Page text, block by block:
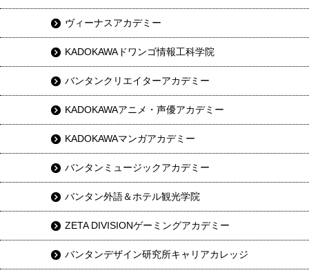
ヴィーナスアカデミー
KADOKAWAドワンゴ情報工科学院
バンタンクリエイターアカデミー
KADOKAWAアニメ・声優アカデミー
KADOKAWAマンガアカデミー
バンタンミュージックアカデミー
バンタン外語＆ホテル観光学院
ZETA DIVISIONゲーミングアカデミー
バンタンデザイン研究所キャリアカレッジ